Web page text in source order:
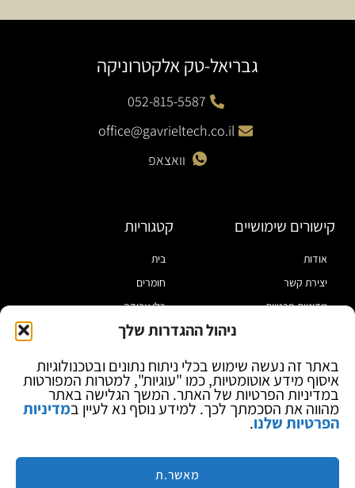
ניהול ההגדרות שלך
באתר זה נעשה שימוש בכלי ניתוח נתונים ובטכנולוגיות
איסוף מידע אוטומטיות, כמו "עוגיות", למטרות המפורטות
במדיניות הפרטיות של האתר. המשך הגלישה באתר
מהווה את הסכמתך לכך. למידע נוסף נא לעיין במדיניות
הפרטיות שלנו.
מאשר.ת
גבריאל-טק אלקטרוניקה
052-815-5587
office@gavrieltech.co.il
וואצאפ
קישורים שימושיים
אודות
יצירת קשר
מדיניות פרטיות
בלוג
קטגוריות
בית
חומרים
כלי עבודה
מוצרי הלחמה
ספקי כח ומודדים
ציוד אופטי להגדלה
מותגים